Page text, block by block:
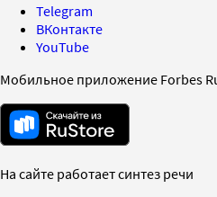
Telegram
ВКонтакте
YouTube
Мобильное приложение Forbes
На сайте работает синтез речи